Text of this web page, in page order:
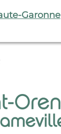
Garonne